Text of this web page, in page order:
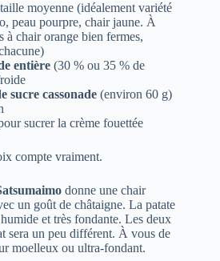
moyenne (idéalement variété
peau pourpre, chair jaune. À
à chair orange bien fermes,
entière (30 % ou 35 % de
sucre cassonade (environ 60 g)
sucrer la crème fouettée
compte vraiment.
donne une chair
un goût de châtaigne. La patate
et très fondante. Les deux
sera un peu différent. À vous de
moelleux ou ultra-fondant.